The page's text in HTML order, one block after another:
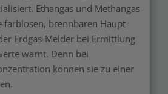
Ethangas und Methangas
farblosen, brennbaren Haupt-
Erdgas-Melder bei Ermittlung
warnt. Denn bei
können sie zu einer